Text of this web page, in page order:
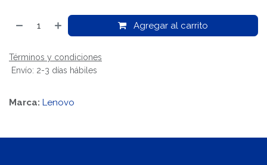
Agregar al carrito
Términos y condiciones
Envío: 2-3 días hábiles
Marca: Lenovo